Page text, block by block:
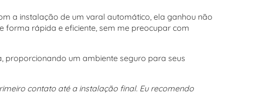
a instalação de um varal automático, ela ganhou não
forma rápida e eficiente, sem me preocupar com
proporcionando um ambiente seguro para seus
contato até a instalação final. Eu recomendo